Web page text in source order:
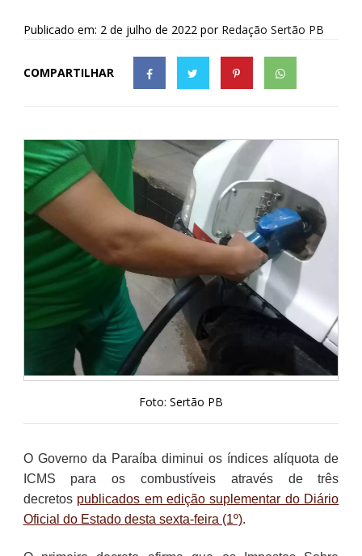
Publicado em: 2 de julho de 2022 por Redação Sertão PB
COMPARTILHAR
Foto: Sertão PB
O Governo da Paraíba diminui os índices alíquota de
ICMS para os combustíveis através de três
decretos publicados em edição suplementar do Diário
Oficial do Estado desta sexta-feira (1º).